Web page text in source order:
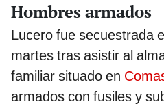
Hombres armados
Lucero fue secuestrada
martes tras asistir al
familiar situado en
armados con fusiles y